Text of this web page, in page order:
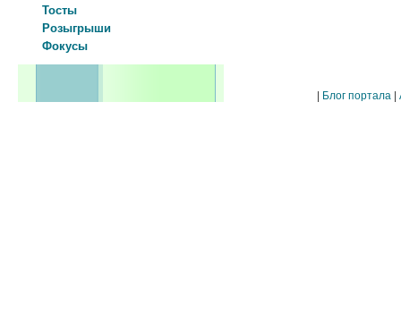
Тосты
Розыгрыши
Фокусы
Блог портала